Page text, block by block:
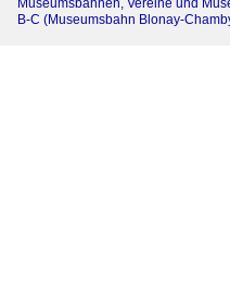
B-C (Museumsbahn Blonay-